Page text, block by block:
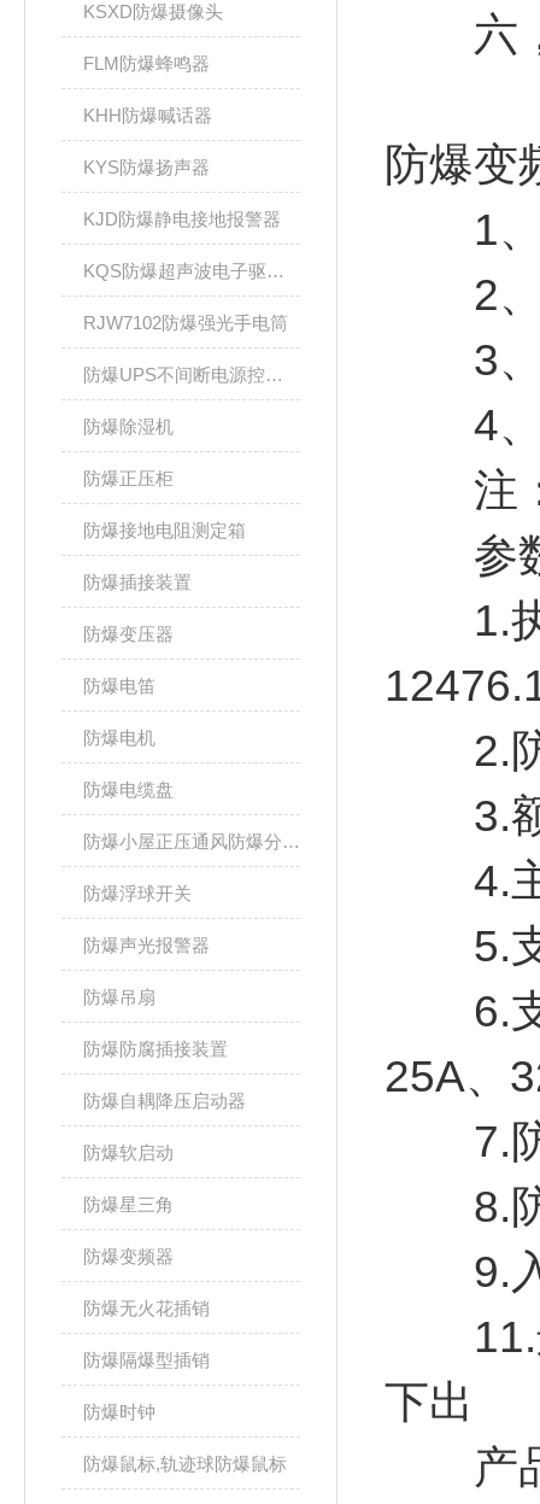
KSXD防爆摄像头
FLM防爆蜂鸣器
KHH防爆喊话器
KYS防爆扬声器
KJD防爆静电接地报警器
KQS防爆超声波电子驱鼠器
RJW7102防爆强光手电筒
防爆UPS不间断电源控制柜
防爆除湿机
防爆正压柜
防爆接地电阻测定箱
防爆插接装置
防爆变压器
防爆电笛
防爆电机
防爆电缆盘
防爆小屋正压通风防爆分析小屋
防爆浮球开关
防爆声光报警器
防爆吊扇
防爆防腐插接装置
防爆自耦降压启动器
防爆软启动
防爆星三角
防爆变频器
防爆无火花插销
防爆隔爆型插销
防爆时钟
防爆鼠标,轨迹球防爆鼠标
六，
防爆变
1、
2、
3、
4、
注：
参
1.执
2.防
3.额
4.主
5.支
6.支
25A、
7.防
8.防
9.入
11.进
下出
产